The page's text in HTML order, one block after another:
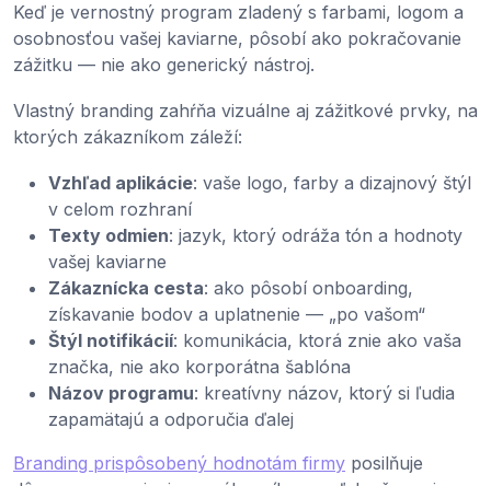
Keď je vernostný program zladený s farbami, logom a
osobnosťou vašej kaviarne, pôsobí ako pokračovanie
zážitku — nie ako generický nástroj.
Vlastný branding zahŕňa vizuálne aj zážitkové prvky, na
ktorých zákazníkom záleží:
Vzhľad aplikácie: vaše logo, farby a dizajnový štýl
v celom rozhraní
Texty odmien: jazyk, ktorý odráža tón a hodnoty
vašej kaviarne
Zákaznícka cesta: ako pôsobí onboarding,
získavanie bodov a uplatnenie — „po vašom“
Štýl notifikácií: komunikácia, ktorá znie ako vaša
značka, nie ako korporátna šablóna
Názov programu: kreatívny názov, ktorý si ľudia
zapamätajú a odporučia ďalej
Branding prispôsobený hodnotám firmy posilňuje